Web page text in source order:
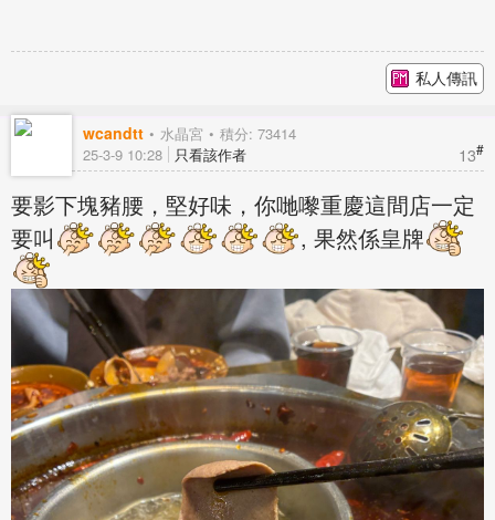
私人傳訊
wcandtt 水晶宮 積分: 73414
13#
25-3-9 10:28 只看該作者
要影下塊豬腰，堅好味，你哋嚟重慶這間店一定
要叫
, 果然係皇牌